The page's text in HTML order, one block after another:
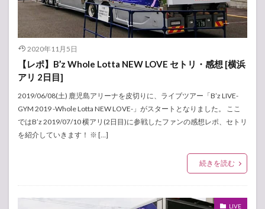
2020年11月5日
【レポ】B’z Whole Lotta NEW LOVE セトリ・感想 [横浜
アリ 2日目]
2019/06/08(土) 鹿児島アリーナを皮切りに、ライブツアー「B’z LIVE-
GYM 2019 -Whole Lotta NEW LOVE-」がスタートとなりました。 ここ
ではB’z 2019/07/10 横アリ(2日目)に参戦したファンの感想レポ、セトリ
を紹介していきます！ ※ […]
続きを読む
LIVE